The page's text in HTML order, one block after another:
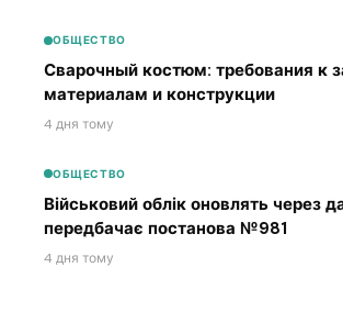
ОБЩЕСТВО
Сварочный костюм: требования к
материалам и конструкции
4 дня тому
ОБЩЕСТВО
Військовий облік оновлять через
передбачає постанова №981
4 дня тому